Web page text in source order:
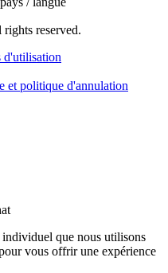
reserved.
d'utilisation
et politique d'annulation
individuel que nous utilisons
vous offrir une expérience